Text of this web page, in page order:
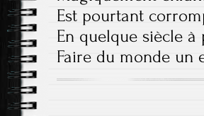
Est pourtant
En quelque siècle
Faire du monde un